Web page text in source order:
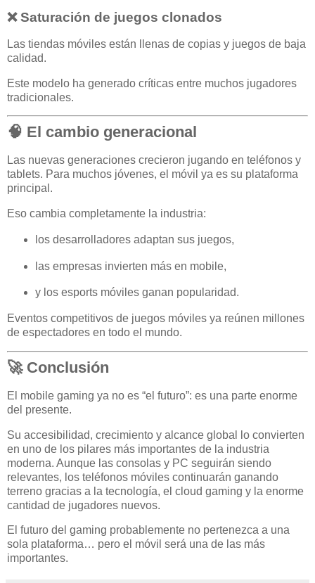
❌ Saturación de juegos clonados
Las tiendas móviles están llenas de copias y juegos de baja
calidad.
Este modelo ha generado críticas entre muchos jugadores
tradicionales.
🧠 El cambio generacional
Las nuevas generaciones crecieron jugando en teléfonos y
tablets. Para muchos jóvenes, el móvil ya es su plataforma
principal.
Eso cambia completamente la industria:
los desarrolladores adaptan sus juegos,
las empresas invierten más en mobile,
y los esports móviles ganan popularidad.
Eventos competitivos de juegos móviles ya reúnen millones
de espectadores en todo el mundo.
🚀 Conclusión
El mobile gaming ya no es “el futuro”: es una parte enorme
del presente.
Su accesibilidad, crecimiento y alcance global lo convierten
en uno de los pilares más importantes de la industria
moderna. Aunque las consolas y PC seguirán siendo
relevantes, los teléfonos móviles continuarán ganando
terreno gracias a la tecnología, el cloud gaming y la enorme
cantidad de jugadores nuevos.
El futuro del gaming probablemente no pertenezca a una
sola plataforma… pero el móvil será una de las más
importantes.